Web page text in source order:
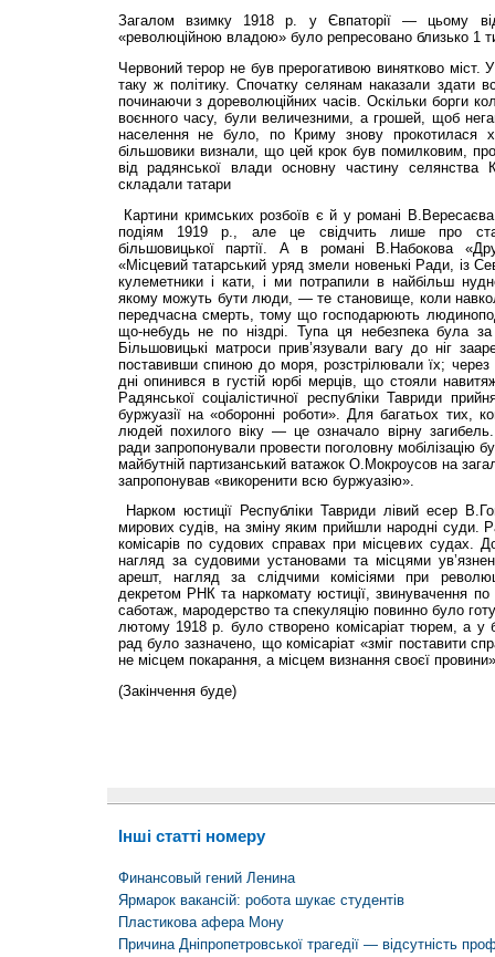
Загалом взимку 1918 р. у Євпаторії — цьому
«революційною владою» було репресовано близько 1
Червоний терор не був прерогативою винятково міст.
таку ж політику. Спочатку селянам наказали здати
починаючи з дореволюційних часів. Оскільки борги
воєнного часу, були величезними, а грошей, щоб
населення не було, по Криму знову прокотилася
більшовики визнали, що цей крок був помилковим,
від радянської влади основну частину селянства
складали татари
Картини кримських розбоїв є й у романі
подіям 1919 р., але це свідчить лише про
більшовицької партії. А в романі В.Набокова
«Місцевий татарський уряд змели новенькі Ради, із
кулеметники і кати, і ми потрапили в найбільш
якому можуть бути люди, — те становище, коли
передчасна смерть, тому що господарюють
що-небудь не по ніздрі. Тупа ця небезпека була
Більшовицькі матроси прив’язували вагу до ніг
поставивши спиною до моря, розстрілювали їх;
дні опинився в густій юрбі мерців, що стояли
Радянської соціалістичної республіки Тавриди
буржуазії на «оборонні роботи». Для багатьох тих,
людей похилого віку — це означало вірну
ради запропонували провести поголовну мобілізацію
майбутній партизанський ватажок О.Мокроусов на
запропонував «викоренити всю буржуазію».
Нарком юстиції Республіки Тавриди лівий есер
мирових судів, на зміну яким прийшли народні суди.
комісарів по судових справах при місцевих судах.
нагляд за судовими установами та місцями
арешт, нагляд за слідчими комісіями при
декретом РНК та наркомату юстиції, звинувачення
саботаж, мародерство та спекуляцію повинно було
лютому 1918 р. було створено комісаріат тюрем, а у
рад було зазначено, що комісаріат «зміг поставити
не місцем покарання, а місцем визнання своєї
(Закінчення буде)
Інші статті номеру
Финансовый гений Ленина
Ярмарок вакансій: робота шукає студентів
Пластикова афера Мону
Причина Дніпропетровської трагедії — відсутність